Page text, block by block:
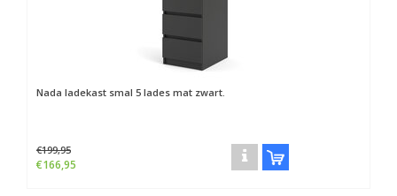
Nada ladekast smal 5 lades mat zwart.
€199,95
€166,95